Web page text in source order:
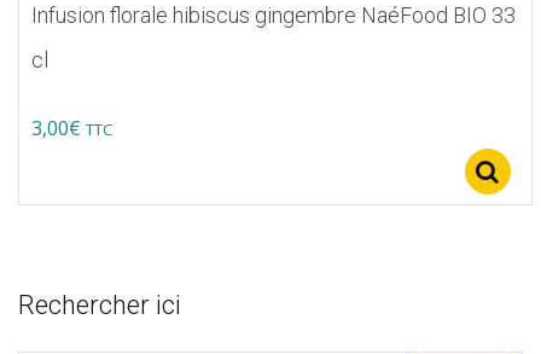
Infusion florale hibiscus gingembre NaéFood BIO 33
cl
3,00€ TTC
Rechercher ici